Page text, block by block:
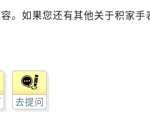
。如果您还有其他关于积家
去提问